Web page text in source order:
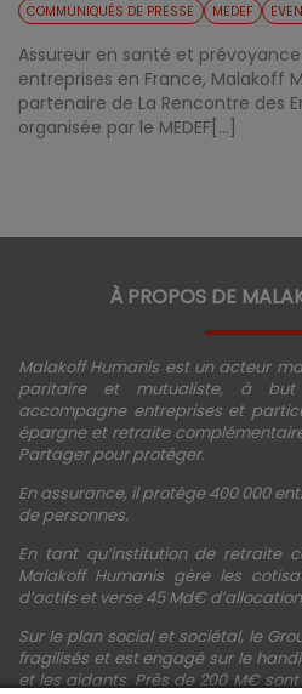
COMMUNIQUÉS DE PRESSE MEDEF
Assureur en santé et
entreprises en France, Malakoff
partenaire de La Rencontre des
organisée par le MEDEF[...]
À PROPOS DE
Malakoff Humanis est un acteur
paritaire et mutualiste, à
accompagne entreprises et
épargne et retraite
Partager pour protéger.
En assurance, il protège 400 000
de personnes.
En tant qu’institution de retraite
Malakoff Humanis gère les
d’actifs et verse 45 Md€
Sur le plan social et sociétal, le
fragilisés et est engagé sur le
et les aidants. Près de 200 M€